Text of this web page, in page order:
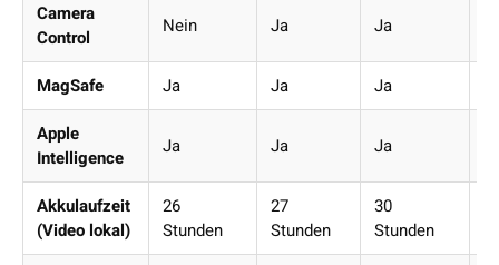
Camera
Control
Nein Ja Ja
MagSafe Ja Ja Ja
Apple
Intelligence
Ja Ja Ja
Akkulaufzeit
(Video lokal)
26
Stunden
27
Stunden
30
Stunden